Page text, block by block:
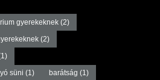
gyerekeknek(2)
(2)
süni (1) barátság (1)